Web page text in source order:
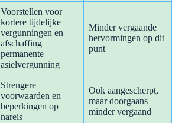
Voorstellen voor
kortere tijdelijke
vergunningen en
afschaffing
permanente
asielvergunning
Minder vergaande
hervormingen op dit
punt
Strengere
voorwaarden en
beperkingen op
nareis
Ook aangescherpt,
maar doorgaans
minder vergaand